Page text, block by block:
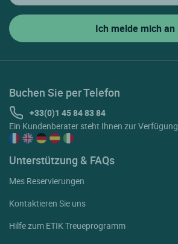
Buchen Sie per Telefon
+33(0)1 45 84 83 84
Ein Kundenberater steht Ihnen zur Verfügung
Unterstützung & FAQs
Mes Reservierungen
Kontaktieren Sie uns
Hilfe zum ETIK Treueprogramm